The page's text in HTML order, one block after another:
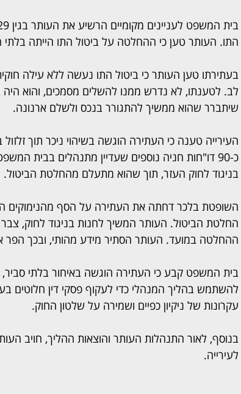
התו. העותר טען כי ההחלטה על ביטול התו הייתה
בעתירתו טען העותר כי ביטול התו נעשה ללא עילה
לב. לטענתו, לא נדרש ממנו להשלים מסמכים, והוא
שיתברר שהוא ממשיך להתגורר בנכס ולשלם ארנונה.
העירייה טענה כי העתירה הוגשה בשיהוי ניכר תוך
כ-90 דו"חות חניה נוספים שעדיין מתנהלים בבית
בניגוד לחוק העזר, תוך שהוא מתעלם מהחלטת הביטול.
השופטת בלכר דחתה את העתירה על הסף מהנימוקים
החלטת הביטול. העותר המשיך לחנות בניגוד לחוק,
ההחלטה במועד. העותר הסתיר מידע מהותי, ובכך הפר
בית המשפט קבע כי העתירה הוגשה באיחור בלתי סביר,
להשתמש בהליך המנהלי כדי לעקוף פסקי דין חלוטים
עקרונות של ניקיון כפיים ושמירה על שלטון החוק.
לעירייה.